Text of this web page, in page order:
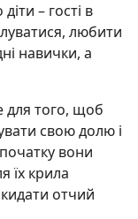
– гості в
любити
навички, а
для того, щоб
свою долю і
вони
їх крила
отчий